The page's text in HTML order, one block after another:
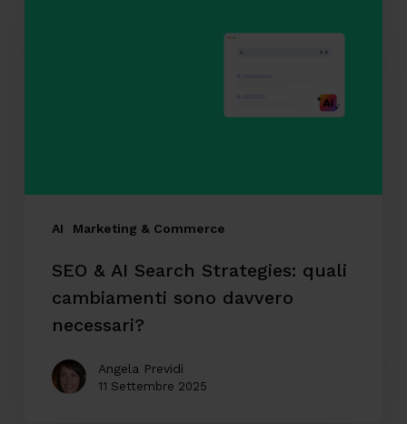
AI Marketing & Commerce
davvero
necessari?
SEO & AI Search Strategies: quali
cambiamenti sono davvero
necessari?
Angela Previdi
11 Settembre 2025